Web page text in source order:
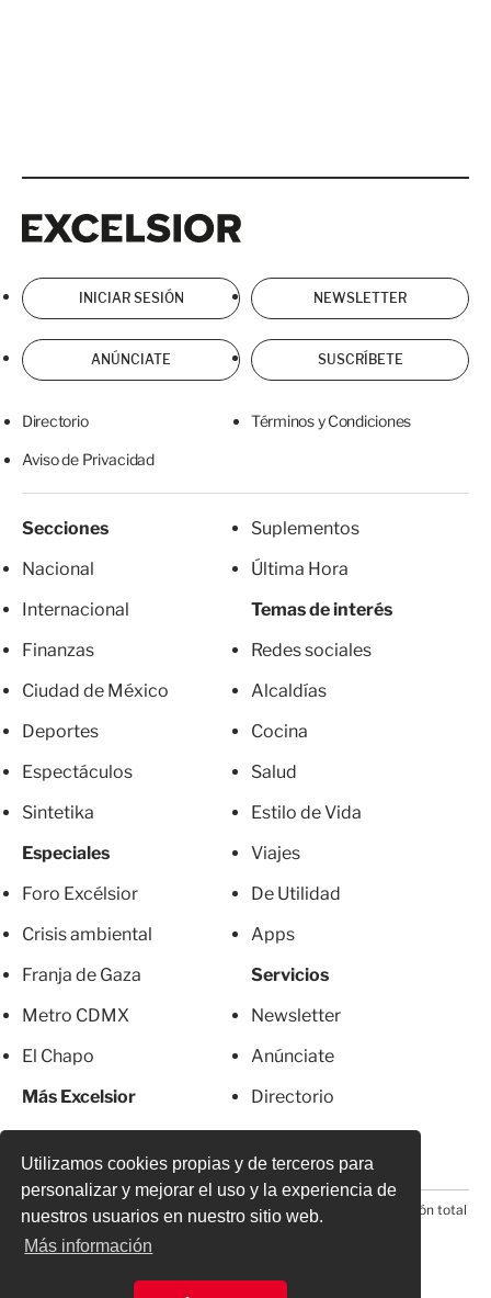
Utilizamos cookies propias y de terceros para
personalizar y mejorar el uso y la experiencia de
nuestros usuarios en nuestro sitio web.
Más información
INICIAR SESIÓN NEWSLETTER
ANÚNCIATE SUSCRÍBETE
Directorio Términos y Condiciones
Aviso de Privacidad
Secciones
Nacional
Internacional
Finanzas
Ciudad de México
Deportes
Espectáculos
Sintetika
Especiales
Foro Excélsior
Crisis ambiental
Franja de Gaza
Metro CDMX
El Chapo
Más Excelsior
Suplementos
Última Hora
Temas de interés
Redes sociales
Alcaldías
Cocina
Salud
Estilo de Vida
Viajes
De Utilidad
Apps
Servicios
Newsletter
Anúnciate
Directorio
© 2026 Todos los derechos reservados. Prohibida la reproducción total
o parcial, incluyendo cualquier medio electrónico*